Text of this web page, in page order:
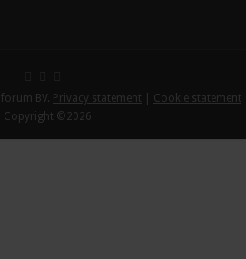
BV. Privacy statement
Cookie statement
| Copyright ©2026